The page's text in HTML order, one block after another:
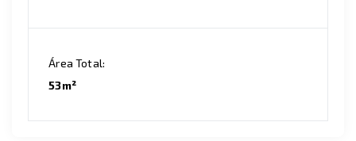
Área Total:
53m²